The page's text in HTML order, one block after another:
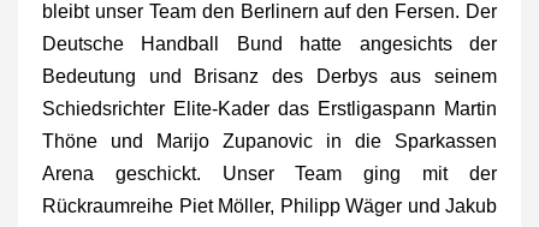
bleibt unser Team den Berlinern auf den Fersen. Der
Deutsche Handball Bund hatte angesichts der
Bedeutung und Brisanz des Derbys aus seinem
Schiedsrichter Elite-Kader das Erstligaspann Martin
Thöne und Marijo Zupanovic in die Sparkassen
Arena geschickt. Unser Team ging mit der
Rückraumreihe Piet Möller, Philipp Wäger und Jakub